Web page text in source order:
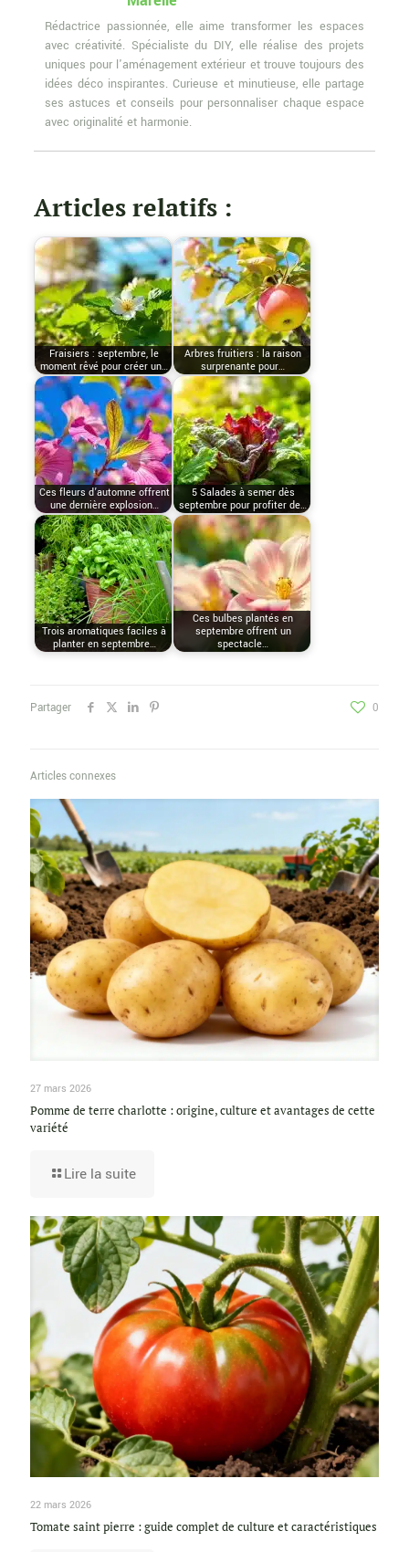
Rédactrice passionnée, elle aime transformer les espaces
avec créativité. Spécialiste du DIY, elle réalise des projets
uniques pour l'aménagement extérieur et trouve toujours des
idées déco inspirantes. Curieuse et minutieuse, elle partage
ses astuces et conseils pour personnaliser chaque espace
avec originalité et harmonie.
Articles relatifs :
Fraisiers : septembre, le
moment rêvé pour créer un…
Arbres fruitiers : la raison
surprenante pour…
Ces fleurs d’automne offrent
une dernière explosion…
5 Salades à semer dès
septembre pour profiter de…
Trois aromatiques faciles à
planter en septembre…
Ces bulbes plantés en
septembre offrent un
spectacle…
Partager 0
Articles connexes
27 mars 2026
Pomme de terre charlotte : origine, culture et avantages de cette
variété
Lire la suite
22 mars 2026
Tomate saint pierre : guide complet de culture et caractéristiques